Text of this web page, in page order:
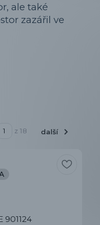
ale také
zazářil ve
z 18 další